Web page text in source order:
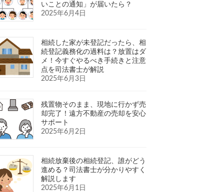
いことの通知」が届いたら？
2025年6月4日
相続した家が未登記だったら、相
続登記義務化の過料は？放置はダ
メ！今すぐやるべき手続きと注意
点を司法書士が解説
2025年6月3日
残置物そのまま、現地に行かず売
却完了！遠方不動産の売却を安心
サポート
2025年6月2日
相続放棄後の相続登記、誰がどう
進める？司法書士が分かりやすく
解説します
2025年6月1日